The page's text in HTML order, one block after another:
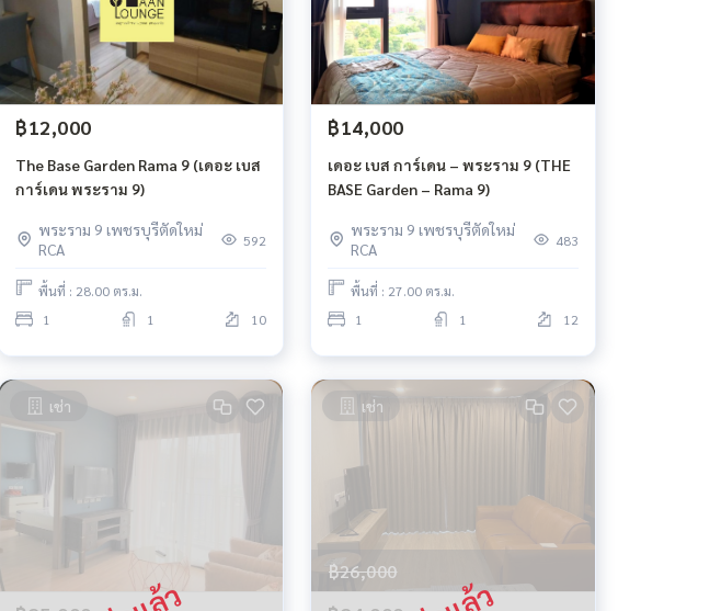
฿12,000
The Base Garden Rama 9 (เดอะ เบส
การ์เดน พระราม 9)
พระราม 9 เพชรบุรีตัดใหม่
RCA
592
พื้นที่ : 28.00 ตร.ม.
1
1 10
฿14,000
เดอะ เบส การ์เดน – พระราม 9 (THE
BASE Garden – Rama 9)
พระราม 9 เพชรบุรีตัดใหม่
RCA
483
พื้นที่ : 27.00 ตร.ม.
1
1 12
เช่า เช่า
฿26,000